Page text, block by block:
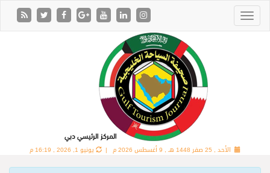
الأحد , 25 صفر 1448 هـ , 9 أغسطس 2026 م | يونيو 1, 2026 , 16:19 م